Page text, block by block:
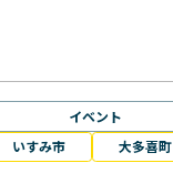
イベント
いすみ市
大多喜町